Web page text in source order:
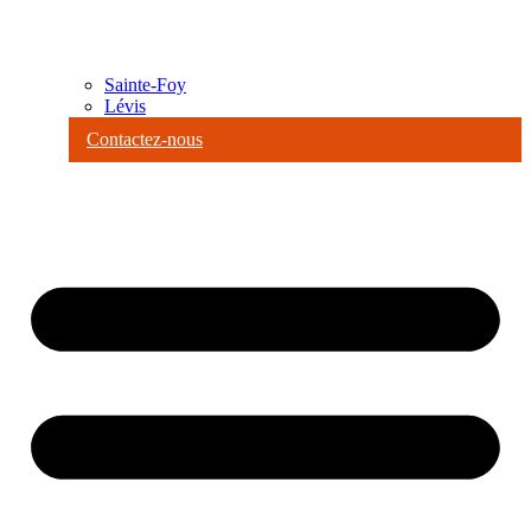
Sainte-Foy
Lévis
Contactez-nous